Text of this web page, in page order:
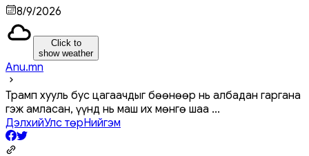
8/9/2026
Click to
show weather
Anu.mn
Трамп хууль бус цагаачдыг бөөнөөр нь албадан гаргана
гэж амласан, үүнд нь маш их мөнгө шаа ...
ДэлхийУлс төрНийгэм